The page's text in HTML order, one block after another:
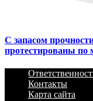
С запасом
протестированы по
Контакты
Карта сайта